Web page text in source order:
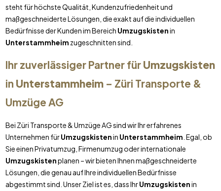
steht für höchste Qualität, Kundenzufriedenheit und
maßgeschneiderte Lösungen, die exakt auf die individuellen
Bedürfnisse der Kunden im Bereich Umzugskistenin
Unterstammheim zugeschnitten sind.
Ihr zuverlässiger Partner fürUmzugskisten
in Unterstammheim– Züri Transporte &
Umzüge AG
Bei Züri Transporte & Umzüge AG sind wir Ihr erfahrenes
Unternehmen fürUmzugskistenin Unterstammheim . Egal, ob
Sie einen Privatumzug, Firmenumzug oder internationale
Umzugskistenplanen – wir bieten Ihnen maßgeschneiderte
Lösungen, die genau auf Ihre individuellen Bedürfnisse
abgestimmt sind. Unser Ziel ist es, dass IhrUmzugskistenin